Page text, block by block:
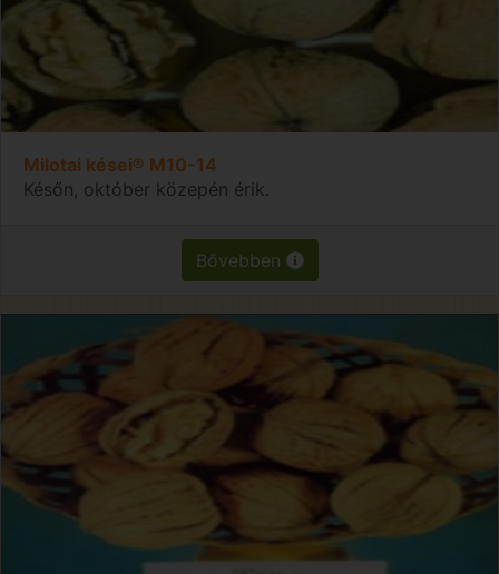
Milotai kései® M10-14
Későn, október közepén érik.
Bővebben